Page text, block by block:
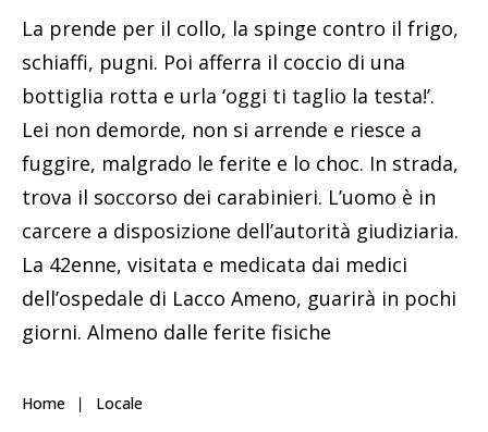
La prende per il collo, la spinge contro il frigo,
schiaffi, pugni. Poi afferra il coccio di una
bottiglia rotta e urla ‘oggi ti taglio la testa!’.
Lei non demorde, non si arrende e riesce a
fuggire, malgrado le ferite e lo choc. In strada,
trova il soccorso dei carabinieri. L’uomo è in
carcere a disposizione dell’autorità giudiziaria.
La 42enne, visitata e medicata dai medici
dell’ospedale di Lacco Ameno, guarirà in pochi
giorni. Almeno dalle ferite fisiche
Home Locale